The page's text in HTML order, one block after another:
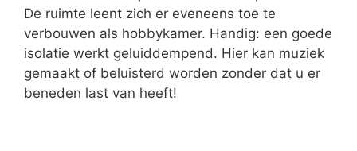
De ruimte leent zich er eveneens toe te
verbouwen als hobbykamer. Handig: een goede
isolatie werkt geluiddempend. Hier kan muziek
gemaakt of beluisterd worden zonder dat u er
beneden last van heeft!